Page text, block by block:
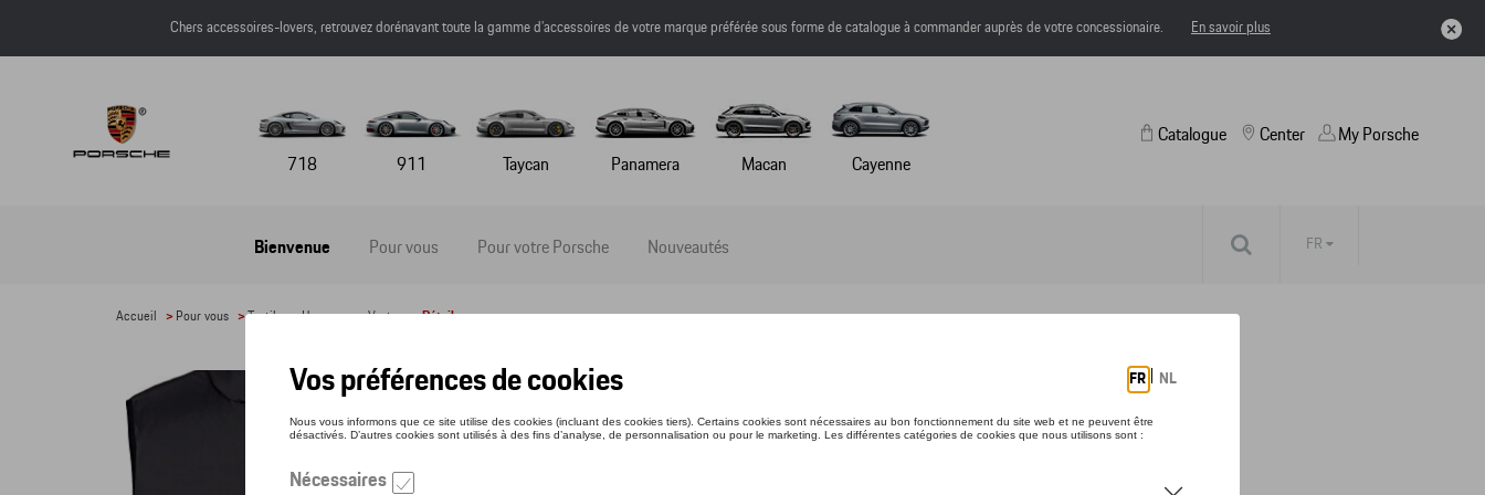
Chers accessoires-lovers, retrouvez dorénavant toute la gamme d’accessoires de votre marque préférée sous forme de catalogue à commander auprès de votre concessionaire. En savoir plus
718 911 Taycan Panamera Macan Cayenne
Catalogue
Bienvenue Pour vous Pour votre Porsche Nouveautés
Center My Porsche
FR
Accueil > Pour vous >Textile >Hommes >Vestes > Détail
GILET PENSKE - MOTORSPORT - L
Référence: WAP19300L0RPMS